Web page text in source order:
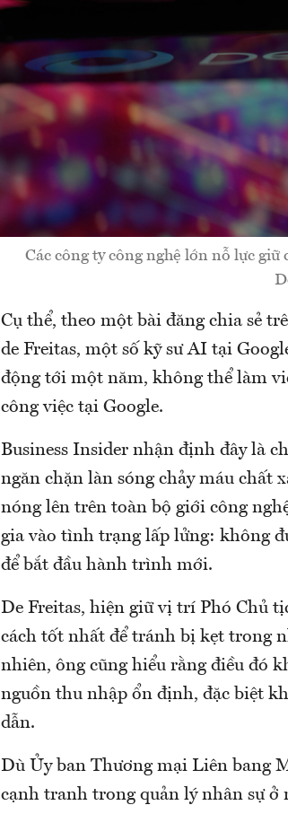
Các công ty công nghệ lớn nỗ lực
Cụ thể, theo một bài đăng chia sẻ
de Freitas, một số kỹ sư AI tại
động tới một năm, không thể làm
công việc tại Google.
Business Insider nhận định đây là
ngăn chặn làn sóng chảy máu chất
nóng lên trên toàn bộ giới công
gia vào tình trạng lấp lửng: không
để bắt đầu hành trình mới.
De Freitas, hiện giữ vị trí Phó Chủ
cách tốt nhất để tránh bị kẹt trong
nhiên, ông cũng hiểu rằng điều đó
nguồn thu nhập ổn định, đặc biệt
dẫn.
Dù Ủy ban Thương mại Liên bang
cạnh tranh trong quản lý nhân sự